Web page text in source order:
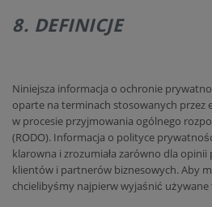
8. DEFINICJE
Niniejsza informacja o ochronie
oparte na terminach stosowanych przez
w procesie przyjmowania ogólnego
(RODO). Informacja o polityce
klarowna i zrozumiała zarówno dla opinii
klientów i partnerów biznesowych. Aby
chcielibyśmy najpierw wyjaśnić